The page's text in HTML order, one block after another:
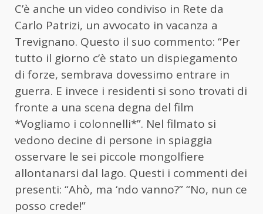
C’è anche un video condiviso in Rete da
Carlo Patrizi, un avvocato in vacanza a
Trevignano. Questo il suo commento: “Per
tutto il giorno c’è stato un dispiegamento
di forze, sembrava dovessimo entrare in
guerra. E invece i residenti si sono trovati di
fronte a una scena degna del film
*Vogliamo i colonnelli*”. Nel filmato si
vedono decine di persone in spiaggia
osservare le sei piccole mongolfiere
allontanarsi dal lago. Questi i commenti dei
presenti: “Ahò, ma ‘ndo vanno?” “No, nun ce
posso crede!”